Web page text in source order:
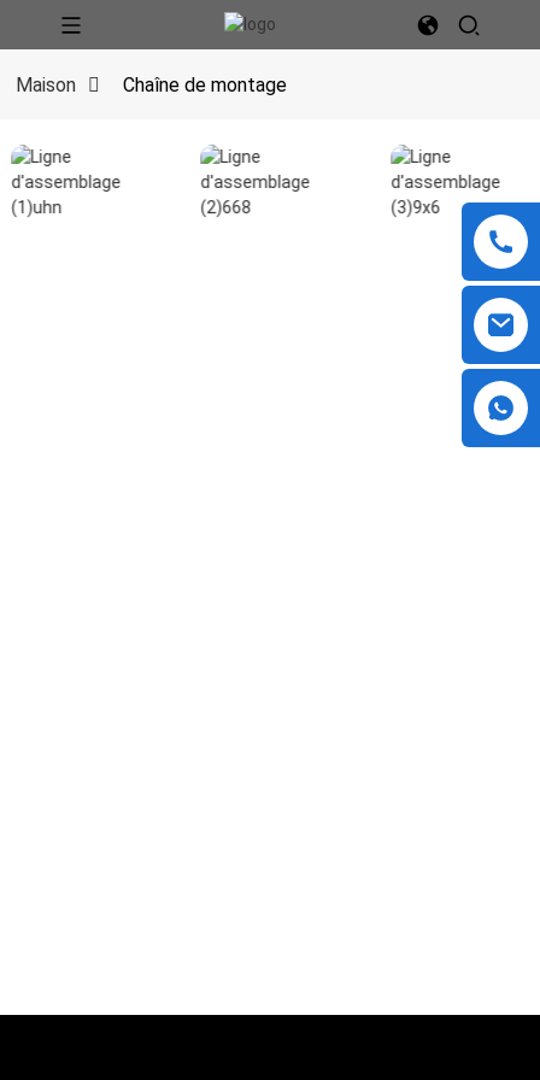
Maison Chaîne de montage